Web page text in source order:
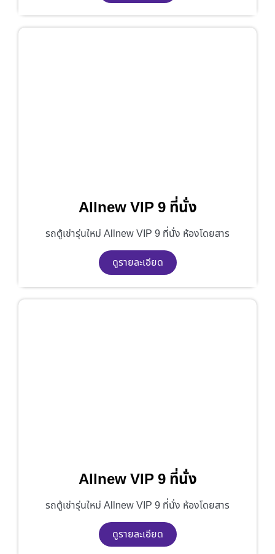
Allnew VIP 9 ที่นั่ง
รถตู้เช่ารุ่นใหม่ Allnew VIP 9 ที่นั่ง ห้องโดยสาร
ดูรายละเอียด
Allnew VIP 9 ที่นั่ง
รถตู้เช่ารุ่นใหม่ Allnew VIP 9 ที่นั่ง ห้องโดยสาร
ดูรายละเอียด